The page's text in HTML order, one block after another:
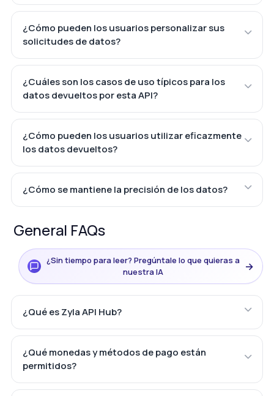
¿Cómo pueden los usuarios personalizar sus
solicitudes de datos?
¿Cuáles son los casos de uso típicos para los
datos devueltos por esta API?
¿Cómo pueden los usuarios utilizar eficazmente
los datos devueltos?
¿Cómo se mantiene la precisión de los datos?
General FAQs
¿Sin tiempo para leer? Pregúntale lo que quieras a
nuestra IA
→
¿Qué es Zyla API Hub?
¿Qué monedas y métodos de pago están
permitidos?